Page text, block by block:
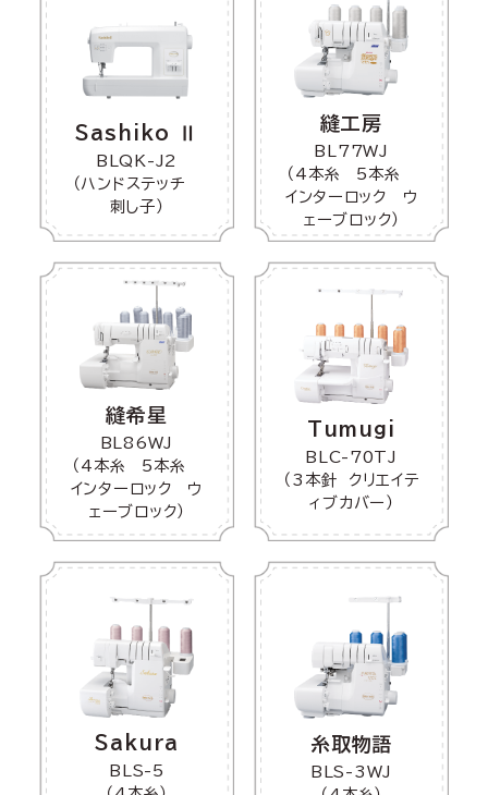
Sashiko Ⅱ
BLQK-J2
（ハンドステッチ
刺し子）
縫工房
BL77WJ
（4本糸 5本糸
インターロック ウ
ェーブロック）
縫希星
BL86WJ
（4本糸 5本糸
インターロック ウ
ェーブロック）
Tumugi
BLC-70TJ
（3本針 クリエイテ
ィブカバー）
Sakura
BLS-5
糸取物語
BLS-3WJ